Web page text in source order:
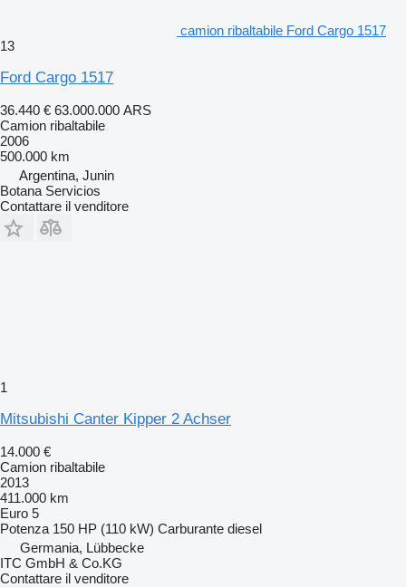
camion ribaltabile Ford Cargo 1517
13
Ford Cargo 1517
36.440 € 63.000.000 ARS
Camion ribaltabile
2006
500.000 km
Argentina, Junin
Botana Servicios
Contattare il venditore
1
Mitsubishi Canter Kipper 2 Achser
14.000 €
Camion ribaltabile
2013
411.000 km
Euro 5
Potenza 150 HP (110 kW) Carburante diesel
Germania, Lübbecke
ITC GmbH & Co.KG
Contattare il venditore